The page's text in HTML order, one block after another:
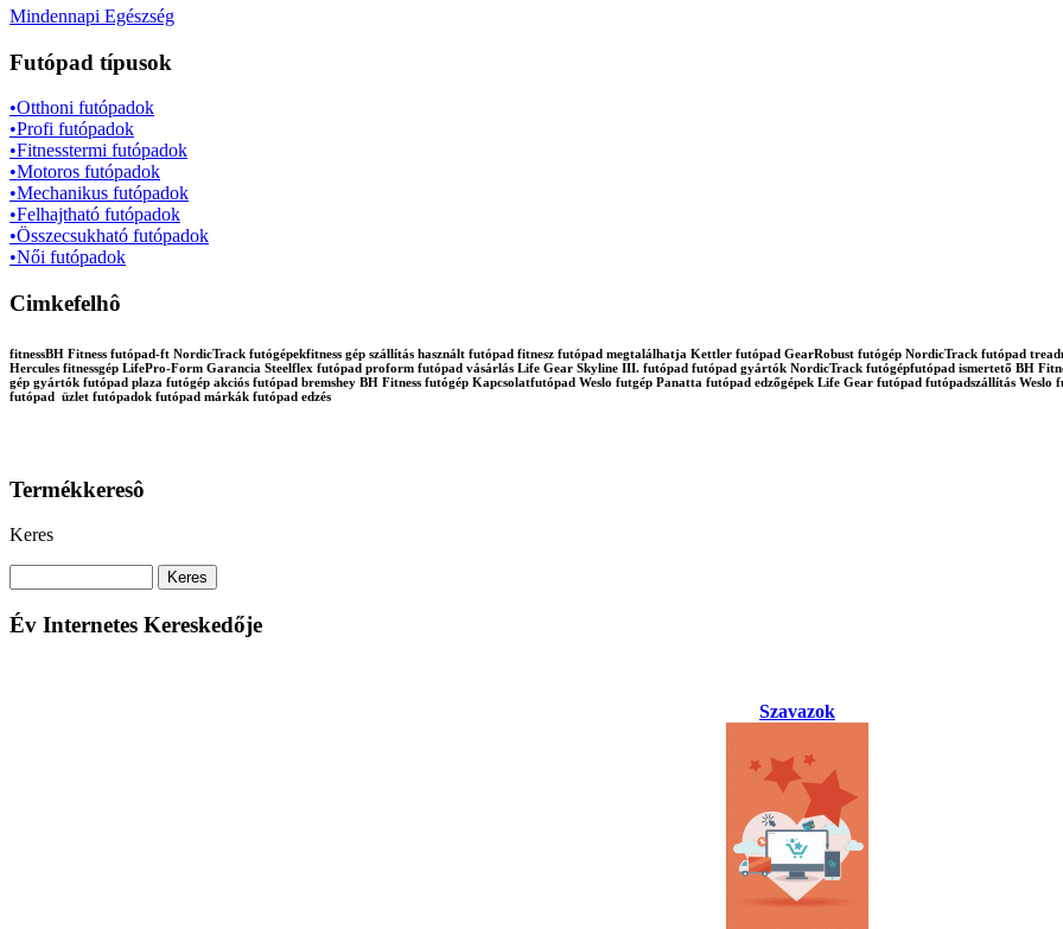
Mindennapi Egészség
Futópad típusok
•Otthoni futópadok
•Profi futópadok
•Fitnesstermi futópadok
•Motoros futópadok
•Mechanikus futópadok
•Felhajtható futópadok
•Összecsukható futópadok
•Női futópadok
Cimkefelhô
fitnessBH Fitness futópad-ft NordicTrack futógépekfitness gép szállítás használt futópad fitnesz futópad megtalálhatja Kettler futópad GearRobust futógép NordicTrack futópad
Hercules fitnessgép LifePro-Form Garancia Steelflex futópad proform futópad vásárlás Life Gear Skyline III. futópad futópad gyártók NordicTrack futógépfutópad ismertető BH
gép gyártók futópad plaza futógép akciós futópad bremshey BH Fitness futógép Kapcsolatfutópad Weslo futgép Panatta futópad edzőgépek Life Gear futópad futópadszállítás
futópad üzlet futópadok futópad márkák futópad edzés
Termékkeresô
Keres
Év Internetes Kereskedője
Szavazok